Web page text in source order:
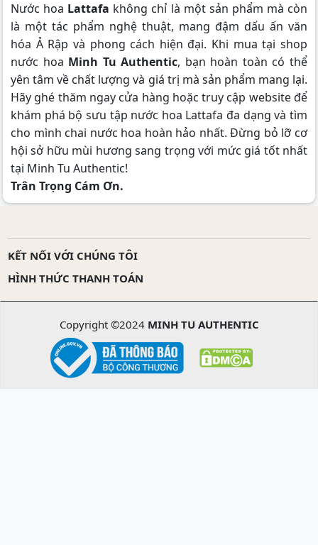
Nước hoa Lattafa không chỉ là một sản phẩm mà còn
là một tác phẩm nghệ thuật, mang đậm dấu ấn văn
hóa Ả Rập và phong cách hiện đại. Khi mua tại shop
nước hoa Minh Tu Authentic, bạn hoàn toàn có thể
yên tâm về chất lượng và giá trị mà sản phẩm mang lại.
Hãy ghé thăm ngay cửa hàng hoặc truy cập website để
khám phá bộ sưu tập nước hoa Lattafa đa dạng và tìm
cho mình chai nước hoa hoàn hảo nhất. Đừng bỏ lỡ cơ
hội sở hữu mùi hương sang trọng với mức giá tốt nhất
tại Minh Tu Authentic!
Trân Trọng Cám Ơn.
KẾT NỐI VỚI CHÚNG TÔI
HÌNH THỨC THANH TOÁN
Copyright ©2024 MINH TU AUTHENTIC